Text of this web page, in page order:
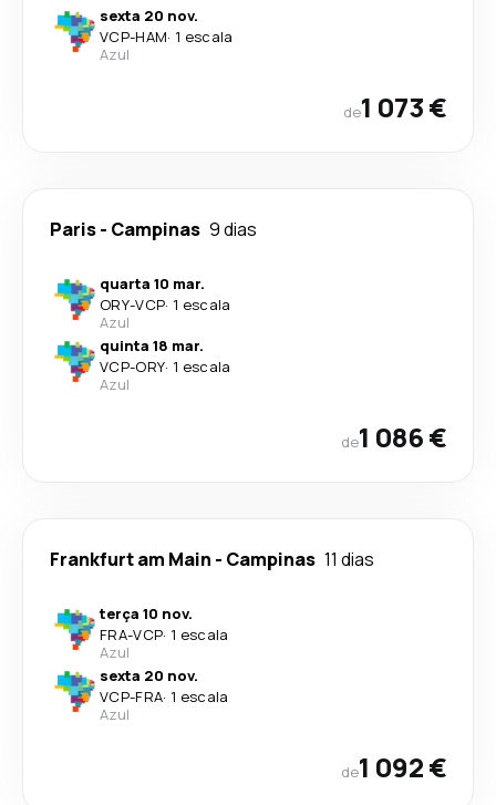
sexta 20 nov.
VCP-HAM· 1 escala
Azul
de1 073 €
Paris- Campinas 9 dias
quarta 10 mar.
ORY-VCP· 1 escala
Azul
quinta 18 mar.
VCP-ORY· 1 escala
Azul
de1 086 €
Frankfurt am Main - Campinas 11 dias
terça 10 nov.
FRA-VCP· 1 escala
Azul
sexta 20 nov.
VCP-FRA· 1 escala
Azul
de1 092 €